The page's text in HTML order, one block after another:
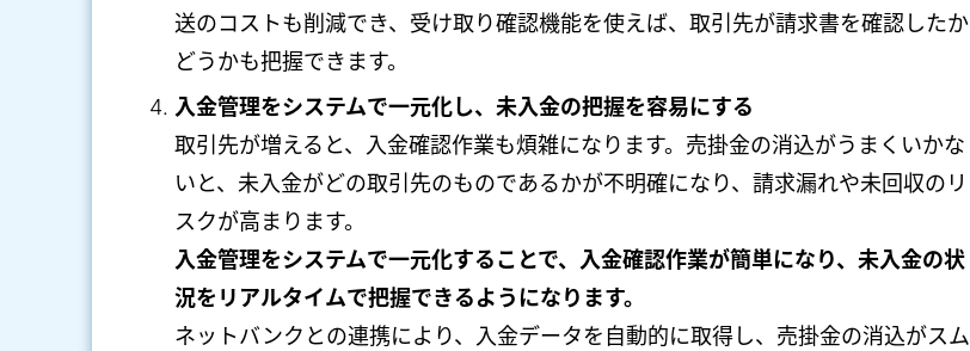
送のコストも削減でき、受け取り確認機能を使えば、取引先が請求書を確認したか
どうかも把握できます。
入金管理をシステムで一元化し、未入金の把握を容易にする
取引先が増えると、入金確認作業も煩雑になります。売掛金の消込がうまくいかな
いと、未入金がどの取引先のものであるかが不明確になり、請求漏れや未回収のリ
スクが高まります。
入金管理をシステムで一元化することで、入金確認作業が簡単になり、未入金の状
況をリアルタイムで把握できるようになります。
ネットバンクとの連携により、入金データを自動的に取得し、売掛金の消込がスム